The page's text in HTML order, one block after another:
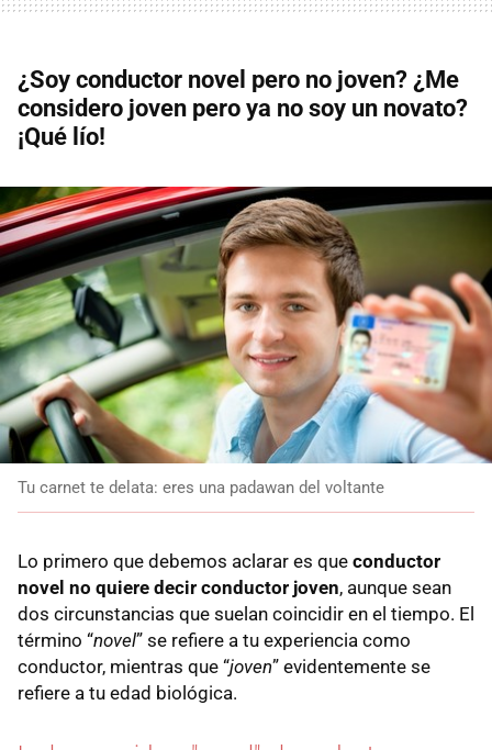
¿Soy conductor novel pero no joven? ¿Me
considero joven pero ya no soy un novato?
¡Qué lío!
Tu carnet te delata: eres una padawan del voltante
Lo primero que debemos aclarar es que conductor
novel no quiere decir conductor joven, aunque sean
dos circunstancias que suelan coincidir en el tiempo. El
término “novel” se refiere a tu experiencia como
conductor, mientras que “joven” evidentemente se
refiere a tu edad biológica.